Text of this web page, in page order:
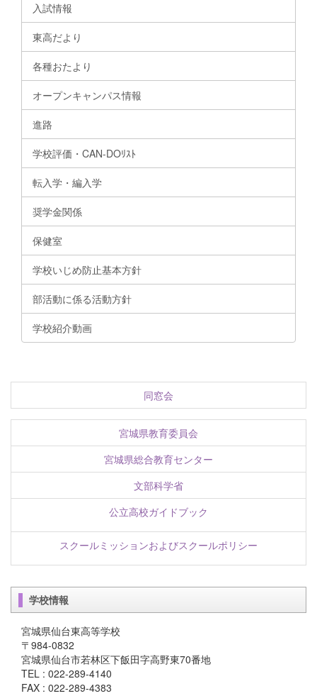
入試情報
東高だより
各種おたより
オープンキャンパス情報
進路
学校評価・CAN-DOﾘｽﾄ
転入学・編入学
奨学金関係
保健室
学校いじめ防止基本方針
部活動に係る活動方針
学校紹介動画
同窓会
宮城県教育委員会
宮城県総合教育センター
文部科学省
公立高校ガイドブック
スクールミッションおよびスクールポリシー
学校情報
宮城県仙台東高等学校
〒984-0832
宮城県仙台市若林区下飯田字高野東70番地
TEL : 022-289-4140
FAX : 022-289-4383